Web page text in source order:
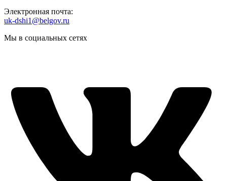
Электронная почта:
uk-dshi1@belgov.ru
Мы в социальных сетях